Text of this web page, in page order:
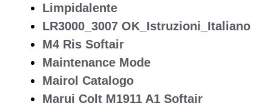
Limpidalente
LR3000_3007 OK_Istruzioni_Italiano
M4 Ris Softair
Maintenance Mode
Mairol Catalogo
Marui Colt M1911 A1 Softair